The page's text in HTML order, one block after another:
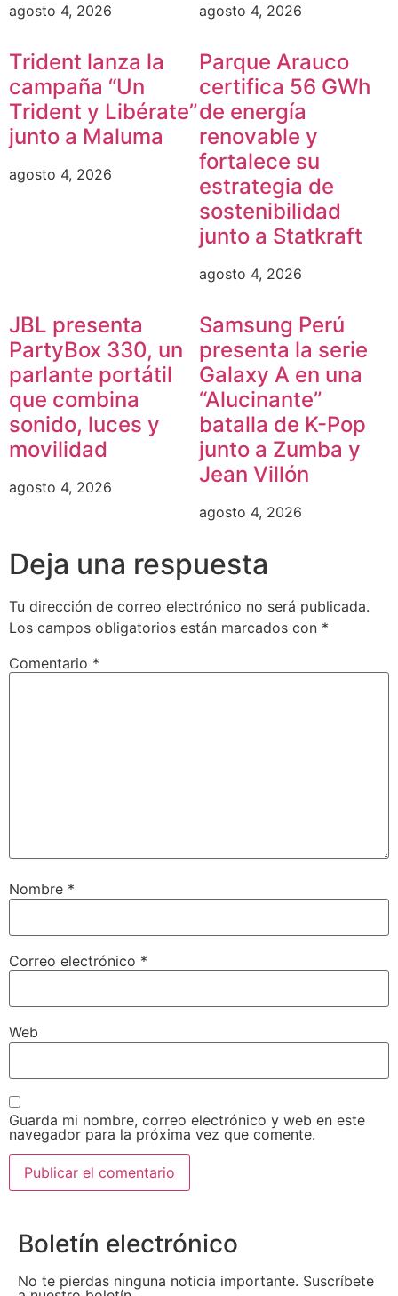
agosto 4, 2026 agosto 4, 2026
Trident lanza la
campaña “Un
Trident y Libérate”
junto a Maluma
agosto 4, 2026
Parque Arauco
certifica 56 GWh
de energía
renovable y
fortalece su
estrategia de
sostenibilidad
junto a Statkraft
agosto 4, 2026
JBL presenta
PartyBox 330, un
parlante portátil
que combina
sonido, luces y
movilidad
agosto 4, 2026
Samsung Perú
presenta la serie
Galaxy A en una
“Alucinante”
batalla de K-Pop
junto a Zumba y
Jean Villón
agosto 4, 2026
Deja una respuesta
Tu dirección de correo electrónico no será publicada.
Los campos obligatorios están marcados con *
Comentario *
Nombre *
Correo electrónico *
Web
Guarda mi nombre, correo electrónico y web en este
navegador para la próxima vez que comente.
Boletín electrónico
No te pierdas ninguna noticia importante. Suscríbete